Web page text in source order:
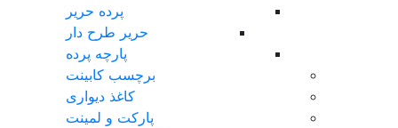
پرده حریر
حریر طرح دار
پارچه پرده
برچسب کابینت
کاغذ دیواری
پارکت و لمینت